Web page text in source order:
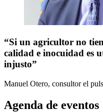
“Si un agricultor no
calidad e inocuidad es
injusto”
Manuel Otero, consultor el
Agenda de eventos